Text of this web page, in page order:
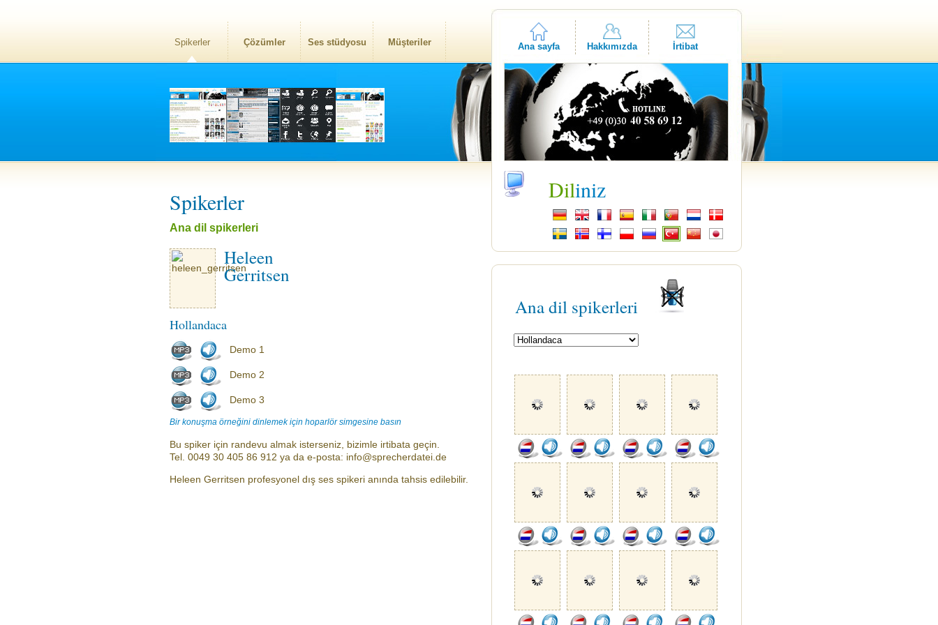
Spikerler Çözümler Ses stüdyosu Müşteriler Ana sayfa Hakkımızda İrtibat
Spikerler
Ana dil spikerleri
Heleen
Gerritsen
Hollandaca
Demo 1
Demo 2
Demo 3
Bir konuşma örneğini dinlemek için hoparlör simgesine basın
Bu spiker için randevu almak isterseniz, bizimle irtibata geçin.
Tel. 0049 30 405 86 912 ya da e-posta: info@sprecherdatei.de
Heleen Gerritsen profesyonel dış ses spikeri anında tahsis edilebilir.
Diliniz
Ana dil spikerleri